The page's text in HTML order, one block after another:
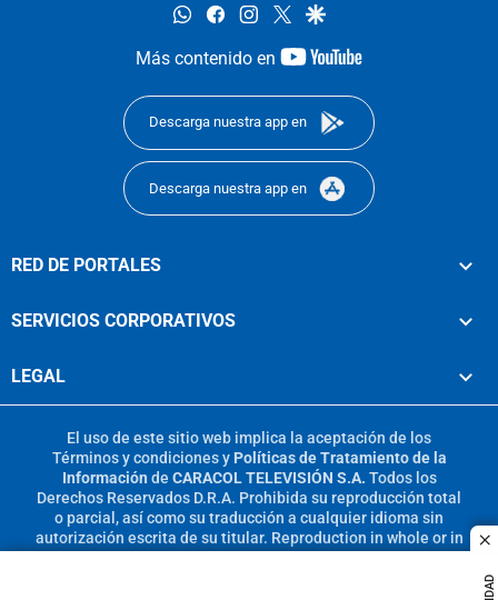
whatsappfacebookinstagram
twittergoogle
Más contenido en
youtube-
Descarga nuestra app en
Descarga nuestra app en
RED DE PORTALES
SERVICIOS CORPORATIVOS
LEGAL
El uso de este sitio web implica la aceptación de los
Términos y condicionesy Políticas de Tratamiento de la
Información de CARACOL TELEVISIÓN S.A. Todos los
Derechos Reservados D.R.A. Prohibida su reproducción total
o parcial, así como su traducción a cualquier idioma sin
autorización escrita de su titular. Reproduction in whole or in